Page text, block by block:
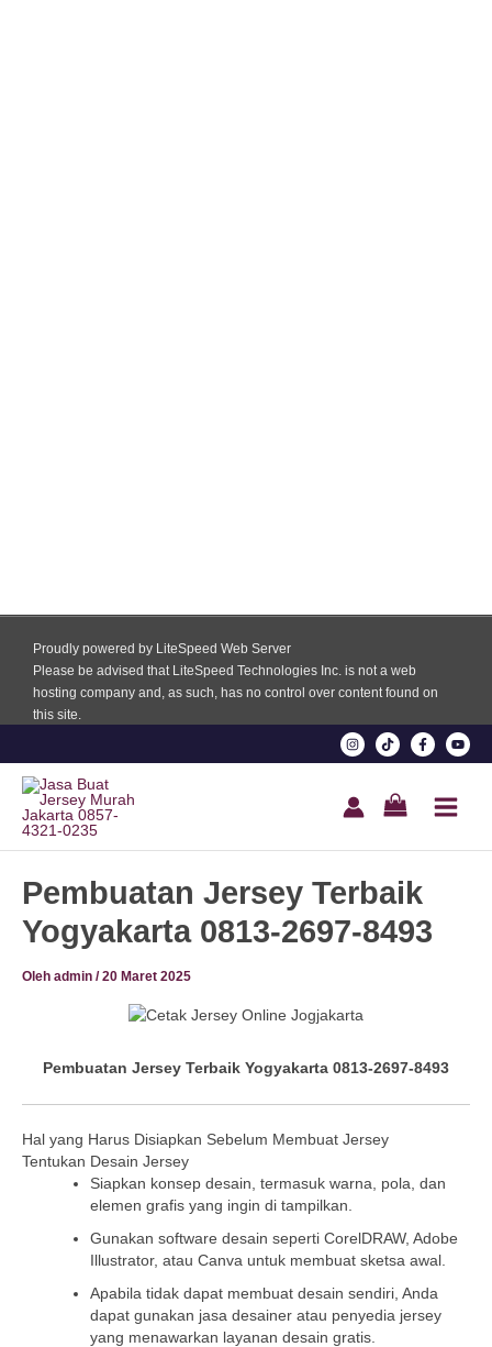
Proudly powered by LiteSpeed Web Server
Please be advised that LiteSpeed Technologies Inc. is not a web
hosting company and, as such, has no control over content found on
this site.
Pembuatan Jersey Terbaik
Yogyakarta 0813-2697-8493
Oleh admin /20 Maret 2025
Pembuatan Jersey Terbaik Yogyakarta 0813-2697-8493
Hal yang Harus Disiapkan Sebelum Membuat Jersey
Tentukan Desain Jersey
Siapkan konsep desain, termasuk warna, pola, dan
elemen grafis yang ingin di tampilkan.
Gunakan software desain seperti CorelDRAW, Adobe
Illustrator, atau Canva untuk membuat sketsa awal.
Apabila tidak dapat membuat desain sendiri, Anda
dapat gunakan jasa desainer atau penyedia jersey
yang menawarkan layanan desain gratis.